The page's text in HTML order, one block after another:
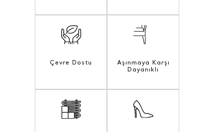
Çevre Dostu
Aşınmaya Karşı
Dayanıklı